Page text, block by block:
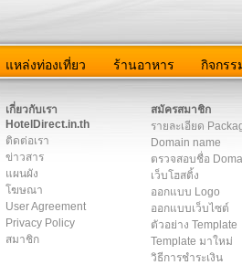
แหล่งท่องเที่ยว ร้านอาหาร กิจกรร
เกี่ยวกับเรา
HotelDirect.in.th
ติดต่อเรา
ข่าวสาร
แผนผัง
โฆษณา
User Agreement
Privacy Policy
สมาชิก
สมัครสมาชิก
รายละเอียด
Domain name
ตรวจสอบชื่อ
เว็บโฮสติ้ง
ออกแบบ Logo
ออกแบบเว็บไซต์
ตัวอย่าง Template
Template มาใหม่
วิธีการชำระเงิน